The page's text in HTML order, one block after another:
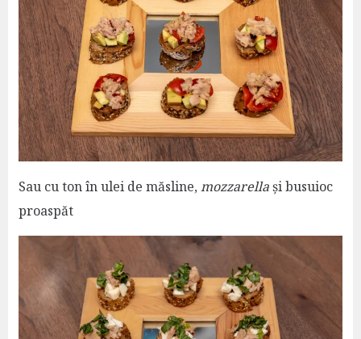
Sau cu ton în ulei de măsline,mozzarellași busuioc
proaspăt